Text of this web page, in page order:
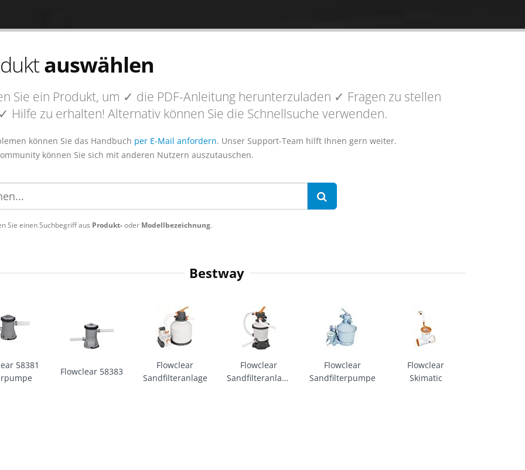
auswählen
Sie ein Produkt, um ✓ die PDF-Anleitungherunterzuladen ✓ Fragen zu stellen
Hilfe zu erhalten! Alternativ können Sie die Schnellsuche verwenden.
können Sie das Handbuch per E-Mail anfordern. Unser Support-Team hilft Ihnen gern weiter.
können Sie sich mit anderen Nutzern auszutauschen.
Sie einen Suchbegriff aus Produkt-oder Modellbezeichnung.
Bestway
58381
Flowclear 58383
Flowclear
Sandfilteranlage
Flowclear
Sandfilteranlage
Flowclear
Sandfilterpumpe
Flowclear
Skimatic